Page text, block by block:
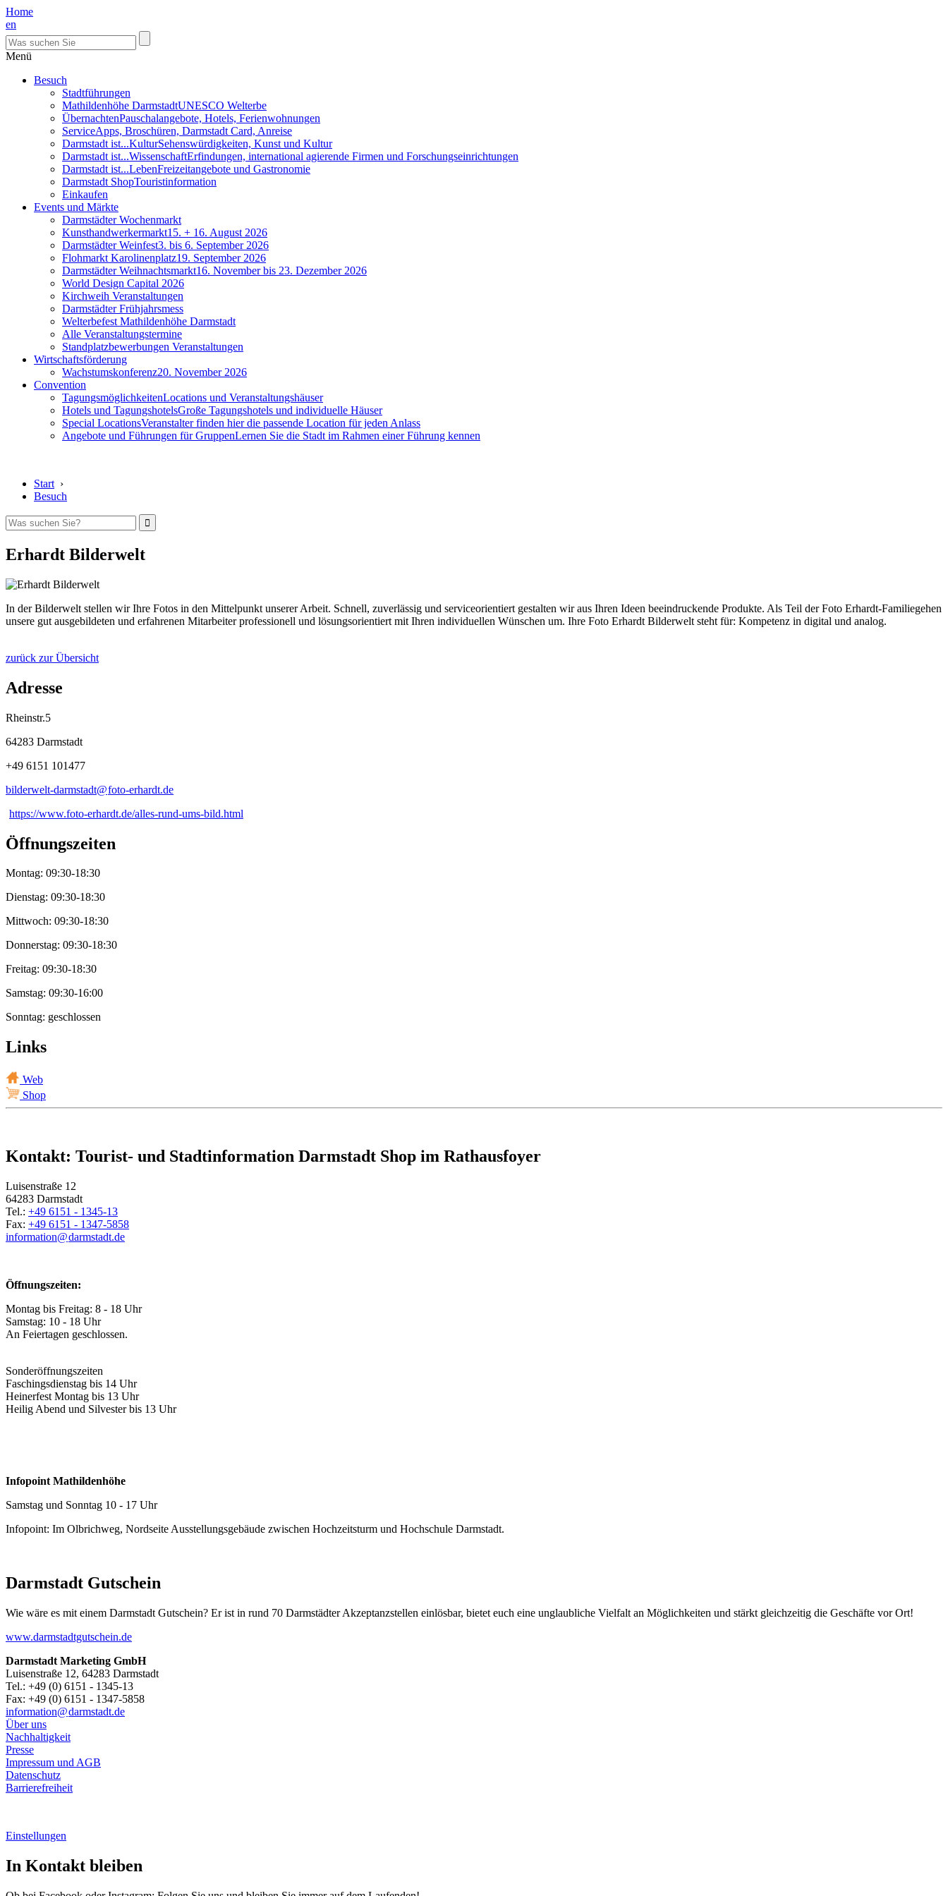
Home
en
Menü
Besuch
Stadtführungen
Mathildenhöhe DarmstadtUNESCO Welterbe
ÜbernachtenPauschalangebote, Hotels, Ferienwohnungen
ServiceApps, Broschüren, Darmstadt Card, Anreise
Darmstadt ist...KulturSehenswürdigkeiten, Kunst und Kultur
Darmstadt ist...WissenschaftErfindungen, international agierende Firmen und Forschungseinrichtungen
Darmstadt ist...LebenFreizeitangebote und Gastronomie
Darmstadt ShopTouristinformation
Einkaufen
Events und Märkte
Darmstädter Wochenmarkt
Kunsthandwerkermarkt15. + 16. August 2026
Darmstädter Weinfest3. bis 6. September 2026
Flohmarkt Karolinenplatz19. September 2026
Darmstädter Weihnachtsmarkt16. November bis 23. Dezember 2026
World Design Capital 2026
Kirchweih Veranstaltungen
Darmstädter Frühjahrsmess
Welterbefest Mathildenhöhe Darmstadt
Alle Veranstaltungstermine
Standplatzbewerbungen Veranstaltungen
Wirtschaftsförderung
Wachstumskonferenz20. November 2026
Convention
TagungsmöglichkeitenLocations und Veranstaltungshäuser
Hotels und TagungshotelsGroße Tagungshotels und individuelle Häuser
Special LocationsVeranstalter finden hier die passende Location für jeden Anlass
Angebote und Führungen für GruppenLernen Sie die Stadt im Rahmen einer Führung kennen
Start ›
Besuch
Erhardt Bilderwelt
In der Bilderwelt stellen wir Ihre Fotos in den Mittelpunkt unserer Arbeit. Schnell, zuverlässig und serviceorientiert gestalten wir aus Ihren Ideen beeindruckende Produkte. Als Teil der Foto Erhardt-Familiegehen
unsere gut ausgebildeten und erfahrenen Mitarbeiter professionell und lösungsorientiert mit Ihren individuellen Wünschen um. Ihre Foto Erhardt Bilderwelt steht für: Kompetenz in digital und analog.
zurück zur Übersicht
Adresse
Rheinstr.5
64283 Darmstadt
+49 6151 101477
bilderwelt-darmstadt@foto-erhardt.de
https://www.foto-erhardt.de/alles-rund-ums-bild.html
Öffnungszeiten
Montag: 09:30-18:30
Dienstag: 09:30-18:30
Mittwoch: 09:30-18:30
Donnerstag: 09:30-18:30
Freitag: 09:30-18:30
Samstag: 09:30-16:00
Sonntag: geschlossen
Links
Web
Shop
Kontakt: Tourist- und Stadtinformation Darmstadt Shop im Rathausfoyer
Luisenstraße 12
64283 Darmstadt
Tel.: +49 6151 - 1345-13
Fax: +49 6151 - 1347-5858
information@darmstadt.de
Öffnungszeiten:
Montag bis Freitag: 8 - 18 Uhr
Samstag: 10 - 18 Uhr
An Feiertagen geschlossen.
Sonderöffnungszeiten
Faschingsdienstag bis 14 Uhr
Heinerfest Montag bis 13 Uhr
Heilig Abend und Silvester bis 13 Uhr
Infopoint Mathildenhöhe
Samstag und Sonntag 10 - 17 Uhr
Infopoint: Im Olbrichweg, Nordseite Ausstellungsgebäude zwischen Hochzeitsturm und Hochschule Darmstadt.
Darmstadt Gutschein
Wie wäre es mit einem Darmstadt Gutschein? Er ist in rund 70 Darmstädter Akzeptanzstellen einlösbar, bietet euch eine unglaubliche Vielfalt an Möglichkeiten und stärkt gleichzeitig die Geschäfte vor Ort!
www.darmstadtgutschein.de
Darmstadt Marketing GmbH
Luisenstraße 12, 64283 Darmstadt
Tel.: +49 (0) 6151 - 1345-13
Fax: +49 (0) 6151 - 1347-5858
information@darmstadt.de
Über uns
Nachhaltigkeit
Presse
Impressum und AGB
Datenschutz
Barrierefreiheit
Einstellungen
In Kontakt bleiben